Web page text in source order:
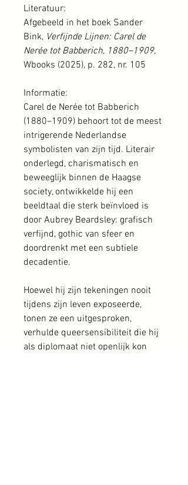
Literatuur:
Afgebeeld in het boek Sander
Bink, Verfijnde Lijnen: Carel de
Nerée tot Babberich, 1880–1909,
Wbooks (2025), p. 282, nr. 105
Informatie:
Carel de Nerée tot Babberich
(1880–1909) behoort tot de meest
intrigerende Nederlandse
symbolisten van zijn tijd. Literair
onderlegd, charismatisch en
beweeglijk binnen de Haagse
society, ontwikkelde hij een
beeldtaal die sterk beïnvloed is
door Aubrey Beardsley: grafisch
verfijnd, gothic van sfeer en
doordrenkt met een subtiele
decadentie.
Hoewel hij zijn tekeningen nooit
tijdens zijn leven exposeerde,
tonen ze een uitgesproken,
verhulde queersensibiliteit die hij
als diplomaat niet openlijk kon